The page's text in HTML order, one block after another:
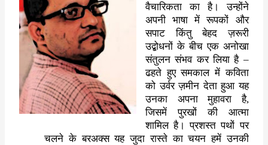
वैचारिकता का है। उन्होंने
अपनी भाषा में रूपकों और
सपाट किंतु बेहद ज़रूरी
उद्बोधनों के बीच एक अनोखा
संतुलन संभव कर लिया है–
ढहते हुए समकाल में कविता
को उर्वर ज़मीन देता हुआ यह
उनका अपना मुहावरा है,
जिसमें पुरखों की आत्मा
शामिल है। प्रशस्त पथों पर
चलने के बरअक्स यह जुदा रास्ते का चयन हमें उनकी